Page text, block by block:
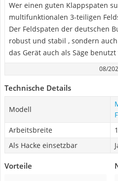
Wer einen guten Klappspaten
multifunktionalen 3-teiligen
Der Feldspaten der deutschen
robust und stabil , sondern
das Gerät auch als Säge
08/
Technische Details
Modell
Arbeitsbreite
Als Hacke einsetzbar
Vorteile